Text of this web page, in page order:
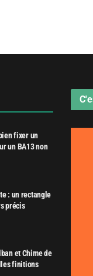
fixer un
un BA13 non
: un rectangle
précis
et Chime de
finitions